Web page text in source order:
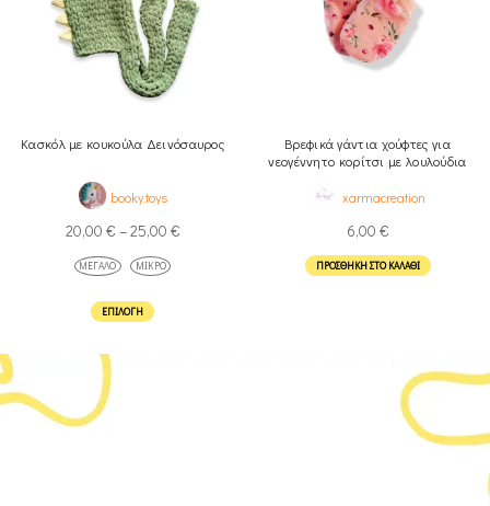
Kασκόλ με κουκούλα Δεινόσαυρος
booky.toys
20,00 € –25,00 €
ΜΕΓΆΛΟ ΜΙΚΡΌ
ΕΠΙΛΟΓΉ
Βρεφικά γάντια χούφτες για
νεογέννητο κορίτσι με λουλούδια
xarmacreation
6,00 €
ΠΡΟΣΘΉΚΗ ΣΤΟ ΚΑΛΆΘΙ